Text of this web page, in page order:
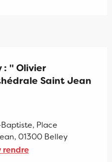
: " Olivier
Saint Jean
Place
01300 Belley
rendre